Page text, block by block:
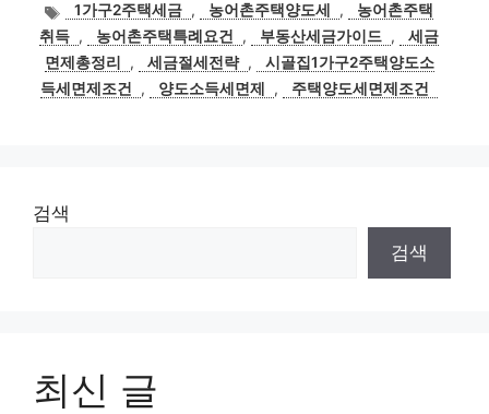
고
리
태
그
1가구2주택세금 , 농어촌주택양도세 ,
농어촌주택
취득 , 농어촌주택특례요건 , 부동산세금가이드 ,
세금
면제총정리
, 세금절세전략 ,
시골집1가구2주택양도소
득세면제조건
, 양도소득세면제 , 주택양도세면제조건
검색
검색
최신 글